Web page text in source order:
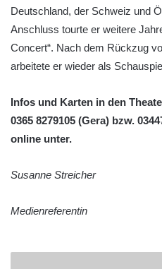
Deutschland, der Schweiz und
Anschluss tourte er weitere
Concert“. Nach dem Rückzug
arbeitete er wieder als
Infos und Karten in den
0365 8279105 (Gera) bzw.
online unter.
Susanne Streicher
Medienreferentin